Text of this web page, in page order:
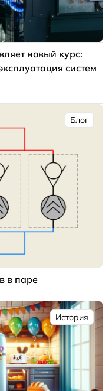
новый курс:
систем
Блог
в паре
История